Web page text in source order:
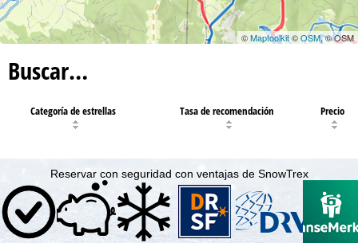
©Maptoolkit©OSM, © OSM
Buscar…
Categoría de estrellas Tasa de recomendación Precio
Reservar con seguridad con ventajas de SnowTrex